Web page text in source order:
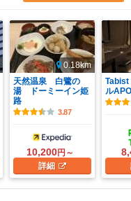
0.18km
天然温泉 白鷺の
湯 ドーミーイン姫
路
3.87
10,200円～
詳細
Tabist
ル